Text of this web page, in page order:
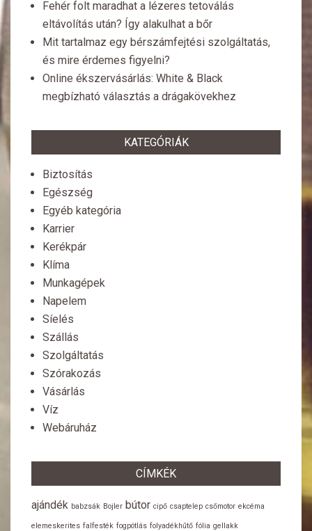
Fehér folt maradhat a lézeres tetoválás
eltávolítás után? Így alakulhat a bőr
Mit tartalmaz egy bérszámfejtési szolgáltatás,
és mire érdemes figyelni?
Online ékszervásárlás: White & Black
megbízható választás a drágakövekhez
KATEGÓRIÁK
Biztosítás
Egészség
Egyéb kategória
Karrier
Kerékpár
Klíma
Munkagépek
Napelem
Síelés
Szállás
Szolgáltatás
Szórakozás
Vásárlás
Víz
Webáruház
CÍMKÉK
ajándék babzsák Bojler bútor cipő csaptelep csőmotor ekcéma
elemeskerites falfesték fogpótlás folyadékhűtő fólia gellakk